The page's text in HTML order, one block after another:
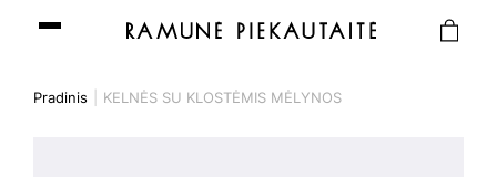
Pradinis KELNĖS SU KLOSTĖMIS MĖLYNOS